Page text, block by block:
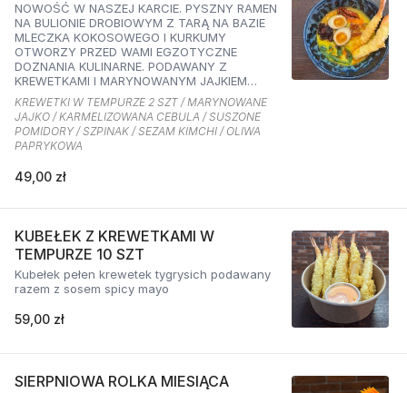
NOWOŚĆ W NASZEJ KARCIE. PYSZNY RAMEN
NA BULIONIE DROBIOWYM Z TARĄ NA BAZIE
MLECZKA KOKOSOWEGO I KURKUMY
OTWORZY PRZED WAMI EGZOTYCZNE
DOZNANIA KULINARNE. PODAWANY Z
KREWETKAMI I MARYNOWANYM JAJKIEM
ORAZ KARMELIZOWANĄ CEBULKĄ,
SZPINAKIEM, SUSZONYMI POMIDORAMI ORAZ
SEZAMEM O SMAKU KIMCHI I OLIWĄ
PAPRYKOWĄ
KREWETKI W TEMPURZE 2 SZT / MARYNOWANE
JAJKO / KARMELIZOWANA CEBULA / SUSZONE
POMIDORY / SZPINAK / SEZAM KIMCHI / OLIWA
PAPRYKOWA
49,00 zł
KUBEŁEK Z KREWETKAMI W
TEMPURZE 10 SZT
Kubełek pełen krewetek tygrysich podawany
razem z sosem spicy mayo
59,00 zł
SIERPNIOWA ROLKA MIESIĄCA